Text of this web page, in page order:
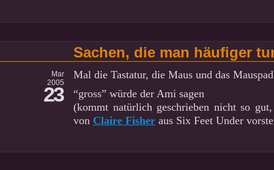
Sachen, die man häufiger
Mar
2005
23
Mal die Tastatur, die Maus und das
“gross” würde der Ami sagen
(kommt natürlich geschrieben nicht so
von Claire Fisher aus Six Feet Under